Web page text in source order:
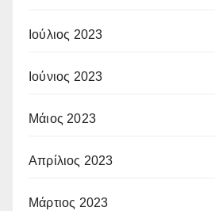
Ιούλιος 2023
Ιούνιος 2023
Μάιος 2023
Απρίλιος 2023
Μάρτιος 2023